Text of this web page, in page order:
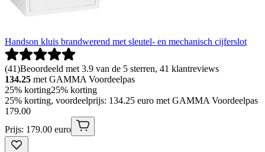
Handson kluis brandwerend met sleutel- en mechanisch cijferslot
(41)Beoordeeld met 3.9 van de 5 sterren, 41 klantreviews
134.25 met GAMMA Voordeelpas
25% korting25% korting
25% korting, voordeelprijs: 134.25 euro met GAMMA Voordeelpas
179.00
Prijs: 179.00 euro